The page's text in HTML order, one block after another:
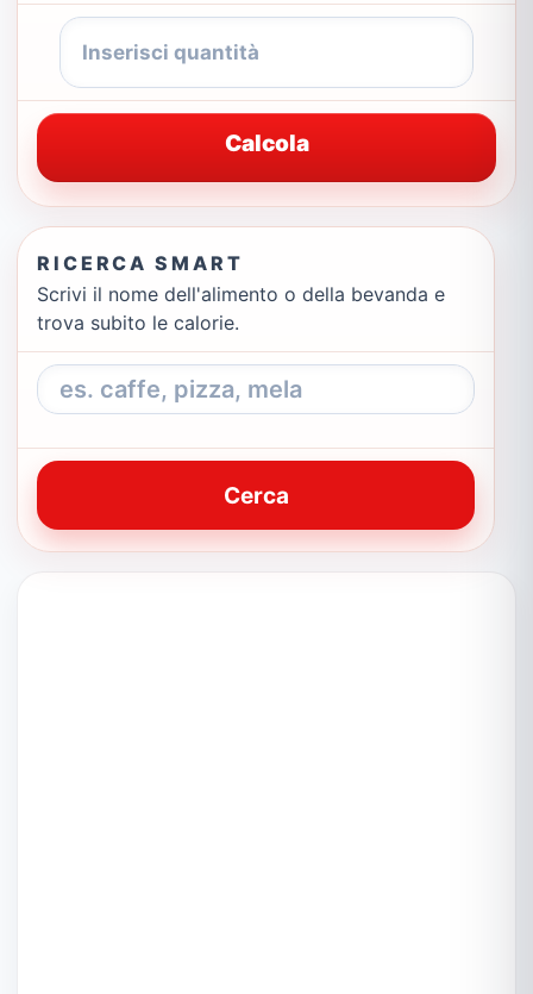
Calcola
RICERCA SMART
Scrivi il nome dell'alimento o della bevanda e
trova subito le calorie.
Cerca